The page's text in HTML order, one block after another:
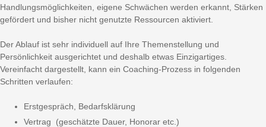
Handlungsmöglichkeiten, eigene Schwächen werden erkannt, Stärken
gefördert und bisher nicht genutzte Ressourcen aktiviert.
Der Ablauf ist sehr individuell auf Ihre Themenstellung und
Persönlichkeit ausgerichtet und deshalb etwas Einzigartiges.
Vereinfacht dargestellt, kann ein Coaching-Prozess in folgenden
Schritten verlaufen:
Erstgespräch, Bedarfsklärung
Vertrag (geschätzte Dauer, Honorar etc.)